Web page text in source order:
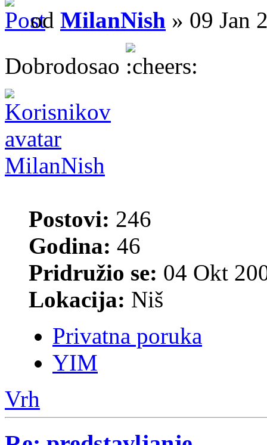
od MilanNish » 09 Jan
Dobrodosao
MilanNish
Postovi: 246
Godina: 46
Pridružio se: 04 Okt
Lokacija: Niš
Privatna poruka
YIM
Vrh